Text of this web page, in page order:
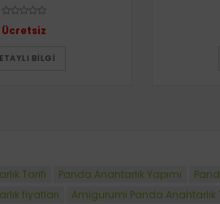
Ücretsiz
BILGI
Tarifi Panda Anahtarlık Yapımı
fiyatları
Amigurumi Panda Anahtarlık